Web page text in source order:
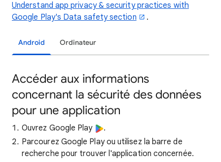
Understand app privacy & security practices with
Google Play's Data safety section
.
Android Ordinateur
Accéder aux informations
concernant la sécurité des données
pour une application
Ouvrez Google Play
.
Parcourez Google Play ou utilisez la barre de
recherche pour trouver l'application concernée.